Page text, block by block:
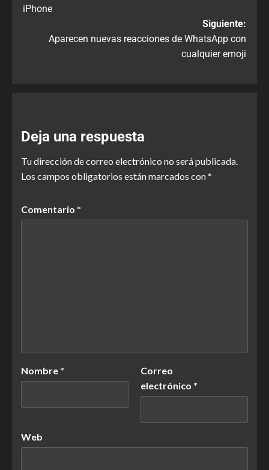
iPhone
Siguiente:
Aparecen nuevas reacciones de WhatsApp con
cualquier emoji
Deja una respuesta
Tu dirección de correo electrónico no será publicada.
Los campos obligatorios están marcados con*
Comentario *
Nombre *
Correo
electrónico *
Web